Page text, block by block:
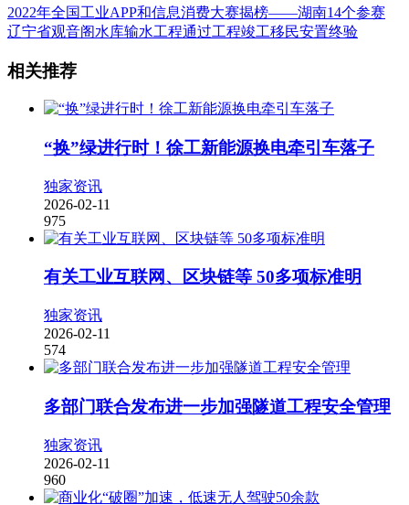
2022年全国工业APP和信息消费大赛揭榜――湖南14个参赛
辽宁省观音阁水库输水工程通过工程竣工移民安置终验
相关推荐
“换”绿进行时！徐工新能源换电牵引车落子
独家资讯
2026-02-11
975
有关工业互联网、区块链等 50多项标准明
独家资讯
2026-02-11
574
多部门联合发布进一步加强隧道工程安全管理
独家资讯
2026-02-11
960